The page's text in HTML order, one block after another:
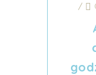
/